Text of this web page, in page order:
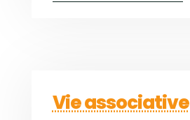
Vie associative